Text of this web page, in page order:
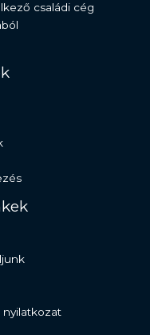
családi cég
nyilatkozat